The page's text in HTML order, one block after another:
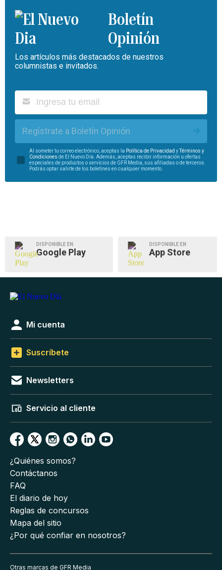
Boletín
Opinión
Los artículos más destacados de nuestros
columnistas e invitados.
Regístrate a Boletín Opinión
Al someter tu correo electrónico, aceptas la Política de Privacidad yTérminos y
Condiciones de El Nuevo Día. Además, aceptas recibir información u ofertas
especiales de productos o servicios de GFR Media, sus afiliadas o de terceros.
Podrás optar salirte de los boletines en cualquier momento.
DISPONIBLE EN
Google Play
DISPONIBLE EN
App Store
Mi cuenta
Suscríbete
Newsletters
Servicio al cliente
¿Quiénes somos?
Contáctanos
FAQ
El diario de hoy
Reglas de concursos
Mapa del sitio
¿Por qué confiar en nosotros?
Otras marcas de GFR Media